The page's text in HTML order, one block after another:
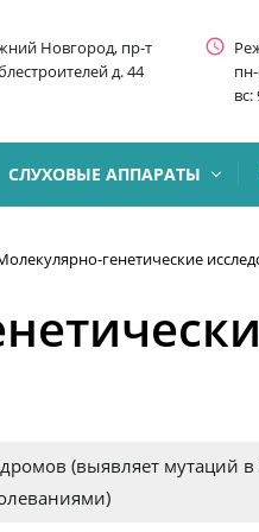
Новгород, пр-т
д. 44
access_time
вс:
СЛУХОВЫЕ АППАРАТЫ
генетические
(выявляет мутаций